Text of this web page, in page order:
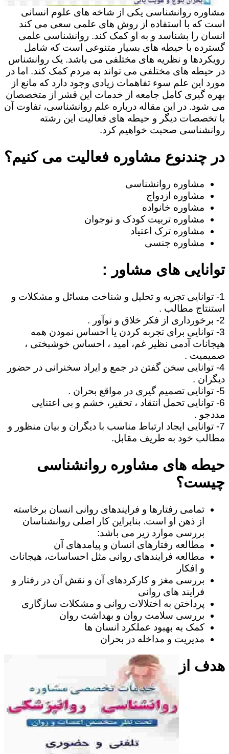
مشاوره روانشناسی یکی از شاخه های علوم انسانی
است که با استفاده از روش های علمی سعی می کند
انسان را بشناسد و به او کمک کند. روانشناسی علمی
گسترده با حیطه های بسیار متنوعی است که شامل
رویکردها و نظریه های مختلفی می باشد. یک روانشناس
در حیطه های مختلفی می تواند به مردم کمک کند. اما در
مورد این علم سوء تفاهمات زیادی وجود دارد که مانع از
بهره گیری کامل جامعه از خدمات این قشر از متخصصان
می شود. در این مقاله درباره علم روانشناسی، تفاوت آن
با تخصصات دیگر و حیطه های فعالیت این رشته
روانشناسی صحبت خواهیم کرد.
در چندنوع مشاوره فعالیت می کنیم؟
مشاوره روانشناسی
مشاوره ازدواج
مشاوره خانواده
مشاوره تربیت کودک و نوجوان
مشاوره ترک اعتیاد
مشاوره جنسی
توانایی های مشاور :
1- توانایی تجزیه و تحلیل و شناخت مسائل و مشکلات و
استنتاج مطالب .
2- برخورداری از فکر خلاق و نوآور .
3- توانایی برای تجربه کردن یا احساس نمودن همه
هیجانات آدمی نظیر غم، امید ، احساس خوشبختی ،
صمیمیت .
4- توانایی سخن گفتن در جمع و ایراد سخنرانی در حضور
دیگران .
5- توانایی تصمیم گیری در مواقع بحران .
6- توانایی تحمل انتقاد ، تحقیر، خشم و بی اعتنایی
مددجو .
7- توانایی ایجاد ارتباط مناسب با دیگران و بیان منظور و
مطالب خود به طریف مقابل.
حیطه های مشاوره روانشناسی
چیست؟
تمامی رفتارها و فرایندهای روانی انسان برخاسته
از ذهن او است. بنابراین کار اصلی روانشناسان
بررسی موارد زیر می باشد:
مطالعه رفتارهای انسان و پیامدهای آن
مطالعه فرایندهای روانی مثل احساسات، هیجانات
و افکار
بررسی مغز و کارکردهای آن و نقش آن در رفتار و
فرایند های روانی
پرداختن به اختلالات روانی و مشکلات سازگاری
بررسی سلامت روان و بهداشت روان
کمک به بهبود عملکرد انسان ها
مدیریت و مداخله در بحران
هدف از